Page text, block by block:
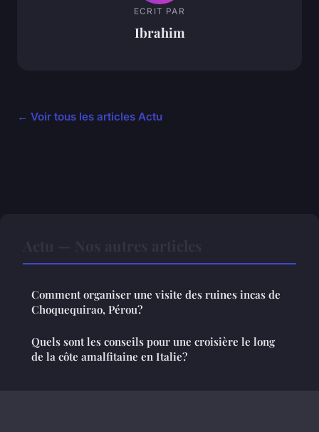
ECRIT PAR
Ibrahim
← Voir tous les articles Actu
Comment organiser une visite des ruines incas de
Choquequirao, Pérou?
Quels sont les conseils pour une croisière le long
de la côte amalfitaine en Italie?